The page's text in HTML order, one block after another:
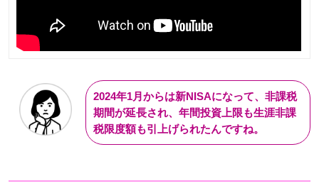
2024年1月からは新NISAになって、非課税
期間が延長され、年間投資上限も生涯非課
税限度額も引上げられたんですね。